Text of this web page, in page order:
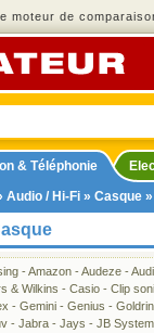
moteur de
& Téléphonie
Audio / Hi-Fi » Casque
-Amazon -Audeze -
& Wilkins - Casio - Clip
- Gemini - Genius -
- Jabra - Jays - JB